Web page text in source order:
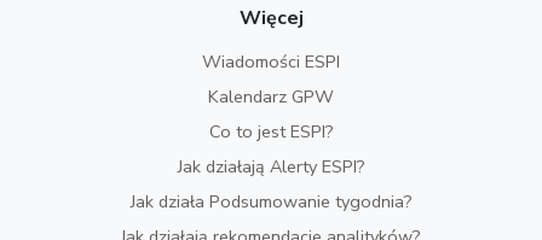
Więcej
Wiadomości ESPI
Kalendarz GPW
Co to jest ESPI?
Jak działają Alerty ESPI?
Jak działa Podsumowanie tygodnia?